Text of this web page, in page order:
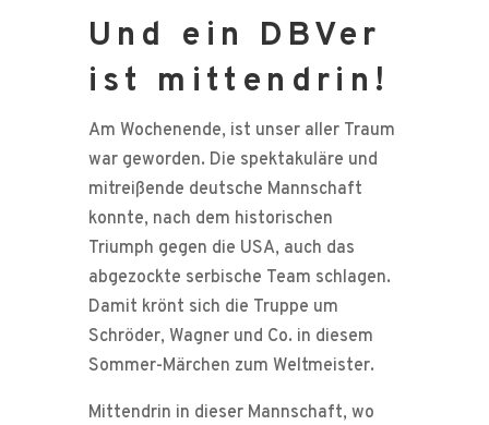
Und ein DBVer
ist mittendrin!
Am Wochenende, ist unser aller Traum
war geworden. Die spektakuläre und
mitreißende deutsche Mannschaft
konnte, nach dem historischen
Triumph gegen die USA, auch das
abgezockte serbische Team schlagen.
Damit krönt sich die Truppe um
Schröder, Wagner und Co. in diesem
Sommer-Märchen zum Weltmeister.
Mittendrin in dieser Mannschaft, wo